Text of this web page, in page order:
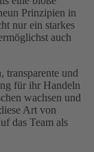
Prinzipien in
nur ein starkes
auch
transparente und
für ihr Handeln
wachsen und
Art von
das Team als